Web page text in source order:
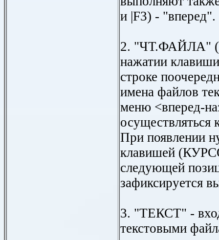
и |F3) - "вперед".
2. "ЧТ.ФАЙЛА"
нажатии
строке
имена файлов
меню <вперед-
осуществляться
При появлении
клавишей
следующей
зафиксируется
3. "ТЕКСТ" -
текстовыми